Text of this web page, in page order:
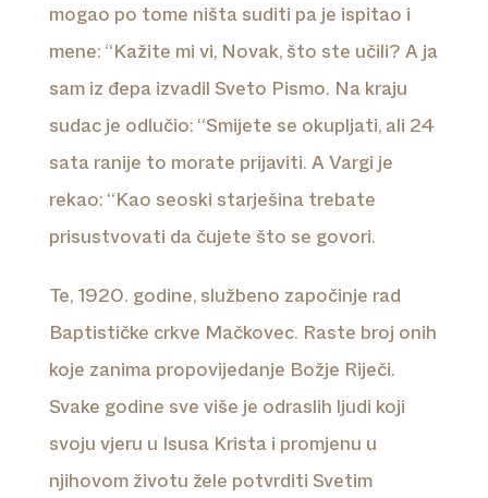
mogao po tome ništa suditi pa je ispitao i
mene: ‘‘Kažite mi vi, Novak, što ste učili? A ja
sam iz đepa izvadil Sveto Pismo. Na kraju
sudac je odlučio: ‘‘Smijete se okupljati, ali 24
sata ranije to morate prijaviti. A Vargi je
rekao: ‘‘Kao seoski starješina trebate
prisustvovati da čujete što se govori.
Te, 1920. godine, službeno započinje rad
Baptističke crkve Mačkovec. Raste broj onih
koje zanima propovijedanje Božje Riječi.
Svake godine sve više je odraslih ljudi koji
svoju vjeru u Isusa Krista i promjenu u
njihovom životu žele potvrditi Svetim